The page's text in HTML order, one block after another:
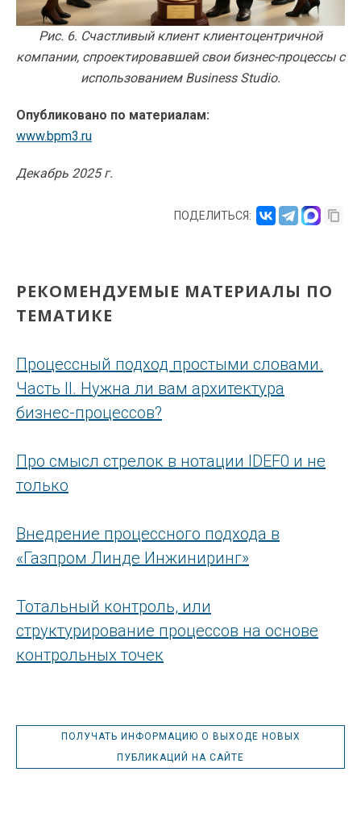
Рис. 6. Счастливый клиент клиентоцентричной
компании, спроектировавшей свои бизнес-процессы с
использованием Business Studio.
Опубликовано по материалам:
www.bpm3.ru
Декабрь 2025 г.
ПОДЕЛИТЬСЯ:
РЕКОМЕНДУЕМЫЕ МАТЕРИАЛЫ ПО
ТЕМАТИКЕ
Процессный подход простыми словами.
Часть II. Нужна ли вам архитектура
бизнес-процессов?
Про смысл стрелок в нотации IDEF0 и не
только
Внедрение процессного подхода в
«Газпром Линде Инжиниринг»
Тотальный контроль, или
структурирование процессов на основе
контрольных точек